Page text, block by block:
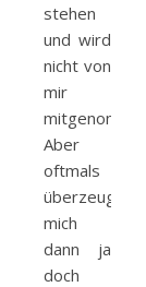
stehen
und wird
nicht von
mir
mitgenommen.
Aber
oftmals
überzeugt
mich
dann ja
doch